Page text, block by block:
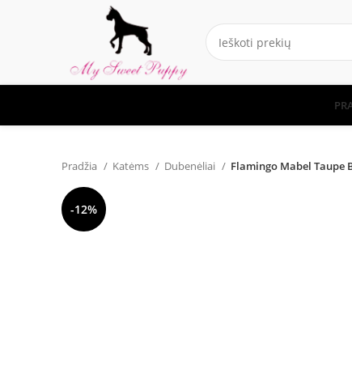
Pradžia Katėms Dubenėliai Flamingo Mabel Taupe
-12%